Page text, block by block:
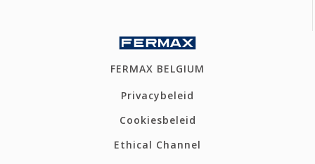
FERMAX BELGIUM
Privacybeleid
Cookiesbeleid
Ethical Channel